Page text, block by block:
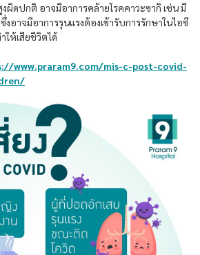
ผิดปกติ อาจมีอาการคล้ายโรคคาวะซากิ เช่น มี
งอาจมีอาการรุนแรงต้องเข้ารับการรักษาในไอซี
ห้เสียชีวิตได้
www.praram9.com/mis-c-post-covid-